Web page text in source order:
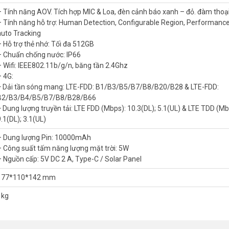
5MP WiFi 4G IPC-B7ED-5M0TEA-EU/FSP14
góc nhìn 76°. Công nghệ AOV PT quay 340° ngang, 90° dọc, loại bỏ
đêm. So với camera PT thường, AOV luôn ghi hình liên tục.
năng lượng mặt trời IMOU hoạt động không cần điện lưới. Hỗ trợ
kiệm dung lượng lưu trữ. Lý tưởng cho kho, trang trại.
Tính năng AOV. Tích hợp MIC & Loa, đèn cảnh báo xanh – đỏ. đàm
Tính năng hỗ trợ: Human Detection, Configurable Region,
Tracking
Hỗ trợ thẻ nhớ: Tối đa 512GB
Chuẩn chống nước: IP66
Wifi: IEEE802.11b/g/n, băng tần 2.4Ghz
4G:
Dải tần sóng mang: LTE-FDD: B1/B3/B5/B7/B8/B20/B28 & LTE-FDD:
B3/B4/B5/B7/B8/B28/B66
Dung lượng truyền tải: LTE FDD (Mbps): 10.3(DL); 5.1(UL) & LTE TDD
3.1(UL)
Dung lượng Pin: 10000mAh
Công suất tấm năng lượng mặt trời: 5W
Nguồn cấp: 5V DC 2 A, Type-C / Solar Panel
mm